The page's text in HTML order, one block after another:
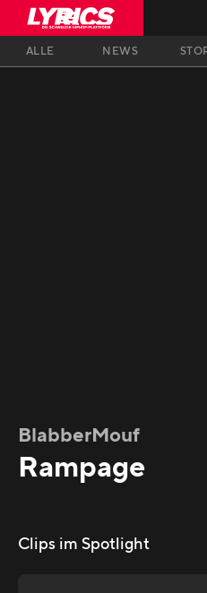
ALLE NEWS
BlabberMouf
Rampage
Clips im Spotlight